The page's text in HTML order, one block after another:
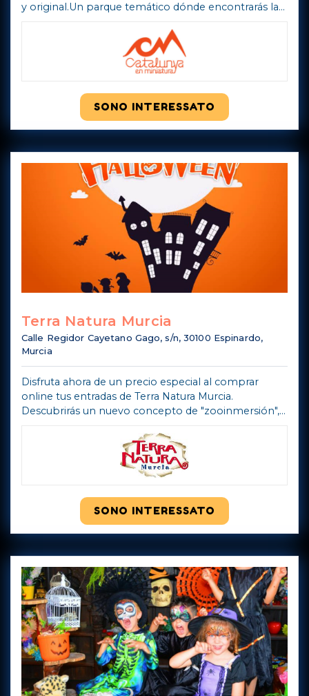
y original.Un parque temático dónde encontrarás la
declarado de Interés Turíst ...Mostra di più
SONO INTERESSATO
Terra Natura Murcia
Calle Regidor Cayetano Gago, s/n, 30100 Espinardo,
Murcia
Disfruta ahora de un precio especial al comprar
online tus entradas de Terra Natura Murcia.
Descubrirás un nuevo concepto de "zooinmersión",
separados del visitante mediante barreras i ...
SONO INTERESSATO